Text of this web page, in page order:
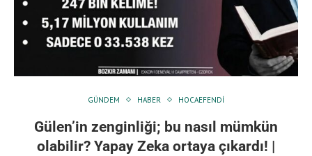
GÜNDEM HABER HOCAEFENDI
Gülen’in zenginliği; bu nasıl mümkün
olabilir? Yapay Zeka ortaya çıkardı! |